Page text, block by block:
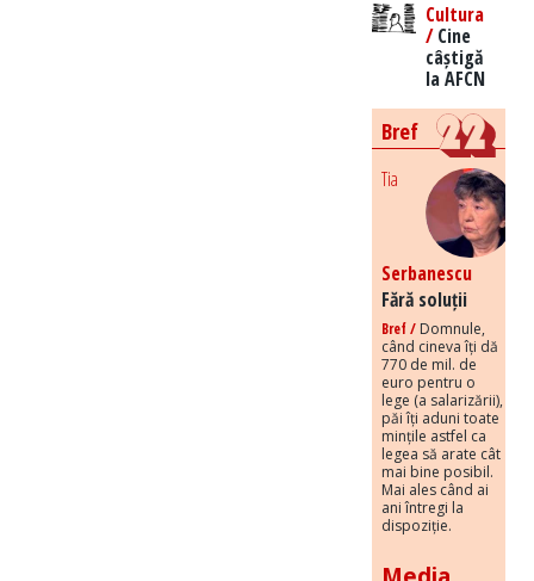
Cultura
/Cine
câștigă
la AFCN
Bref
Tia
Serbanescu
Fără soluții
Bref / Domnule,
când cineva îți dă
770 de mil. de
euro pentru o
lege (a salarizării),
păi îți aduni toate
mințile astfel ca
legea să arate cât
mai bine posibil.
Mai ales când ai
ani întregi la
dispoziție.